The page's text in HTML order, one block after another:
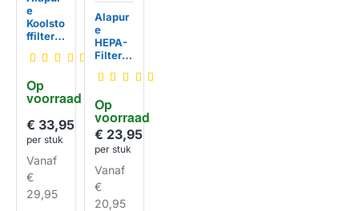
Op
voorraad
e
Koolsto
ffilter
kt voor
NanoPr
otect
2/10
€ 33,95
per stuk
Vanaf
€
29,95
HUISMERK
Op
voorraad
Alapur
e
HEPA-
Filter
kt voor
NanoPr
otect
FY242
2/30
€ 23,95
per stuk
Vanaf
€
20,95